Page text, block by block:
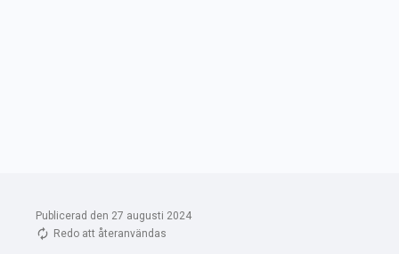
Publicerad den 27 augusti 2024
Redo att återanvändas